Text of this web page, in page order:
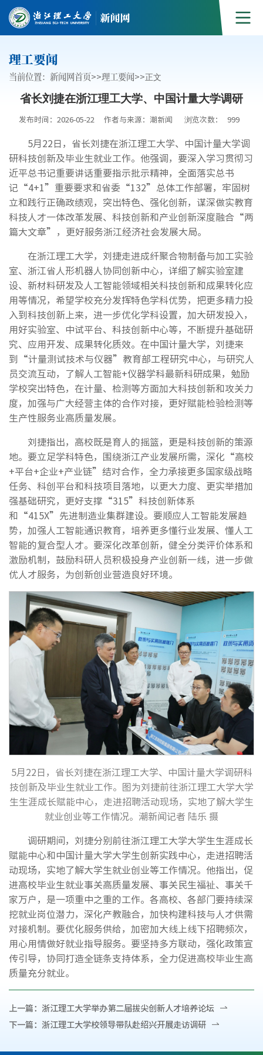
理工要闻
当前位置： 新闻网首页>>理工要闻>>正文
省长刘捷在浙江理工大学、中国计量大学调研
发布时间：2026-05-22 作者与来源：潮新闻 浏览次数： 999
5月22日，省长刘捷在浙江理工大学、中国计量大学调
研科技创新及毕业生就业工作。他强调，要深入学习贯彻习
近平总书记重要讲话重要指示批示精神，全面落实总书
记“4+1”重要要求和省委“132”总体工作部署，牢固树
立和践行正确政绩观，突出特色、强化创新，谋深做实教育
科技人才一体改革发展、科技创新和产业创新深度融合“两
篇大文章”，更好服务浙江经济社会发展大局。
在浙江理工大学，刘捷走进成纤聚合物制备与加工实验
室、浙江省人形机器人协同创新中心，详细了解实验室建
设、新材料研发及人工智能领域相关科技创新和成果转化应
用等情况，希望学校充分发挥特色学科优势，把更多精力投
入到科技创新上来，进一步优化学科设置，加大研发投入，
用好实验室、中试平台、科技创新中心等，不断提升基础研
究、应用开发、成果转化质效。在中国计量大学，刘捷来
到“计量测试技术与仪器”教育部工程研究中心，与研究人
员交流互动，了解人工智能+仪器学科最新科研成果，勉励
学校突出特色，在计量、检测等方面加大科技创新和攻关力
度，加强与广大经营主体的合作对接，更好赋能检验检测等
生产性服务业高质量发展。
刘捷指出，高校既是育人的摇篮，更是科技创新的策源
地。要立足学科特色，围绕浙江产业发展所需，深化“高校
+平台+企业+产业链”结对合作，全力承接更多国家级战略
任务、科创平台和科技项目落地，以更大力度、更实举措加
强基础研究，更好支撑“315”科技创新体系
和“415X”先进制造业集群建设。要顺应人工智能发展趋
势，加强人工智能通识教育，培养更多懂行业发展、懂人工
智能的复合型人才。要深化改革创新，健全分类评价体系和
激励机制，鼓励科研人员积极投身产业创新一线，进一步做
优人才服务，为创新创业营造良好环境。
5月22日，省长刘捷在浙江理工大学、中国计量大学调研科
技创新及毕业生就业工作。图为刘捷前往浙江理工大学大学
生生涯成长赋能中心，走进招聘活动现场，实地了解大学生
就业创业等工作情况。潮新闻记者 陆乐 摄
调研期间，刘捷分别前往浙江理工大学大学生生涯成长
赋能中心和中国计量大学大学生创新实践中心，走进招聘活
动现场，实地了解大学生就业创业等工作情况。他指出，促
进高校毕业生就业事关高质量发展、事关民生福祉、事关千
家万户，是一项重中之重的工作。各高校、各部门要持续深
挖就业岗位潜力，深化产教融合，加快构建科技与人才供需
对接机制。要优化服务供给，加密加大线上线下招聘频次，
用心用情做好就业指导服务。要坚持多方联动，强化政策宣
传引导，协同打造全链条支持体系，全力促进高校毕业生高
质量充分就业。
上一篇： 浙江理工大学举办第二届拔尖创新人才培养论坛
下一篇： 浙江理工大学校领导带队赴绍兴开展走访调研